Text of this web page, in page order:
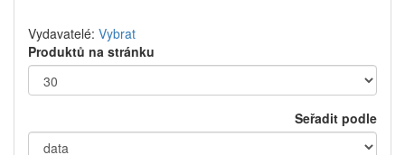
Vydavatelé: Vybrat
Produktů na stránku
Seřadit podle